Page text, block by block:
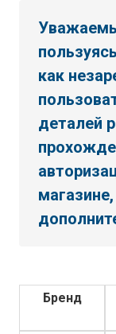
как
деталей
Бренд